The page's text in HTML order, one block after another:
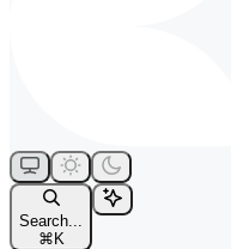
Search...
⌘ K